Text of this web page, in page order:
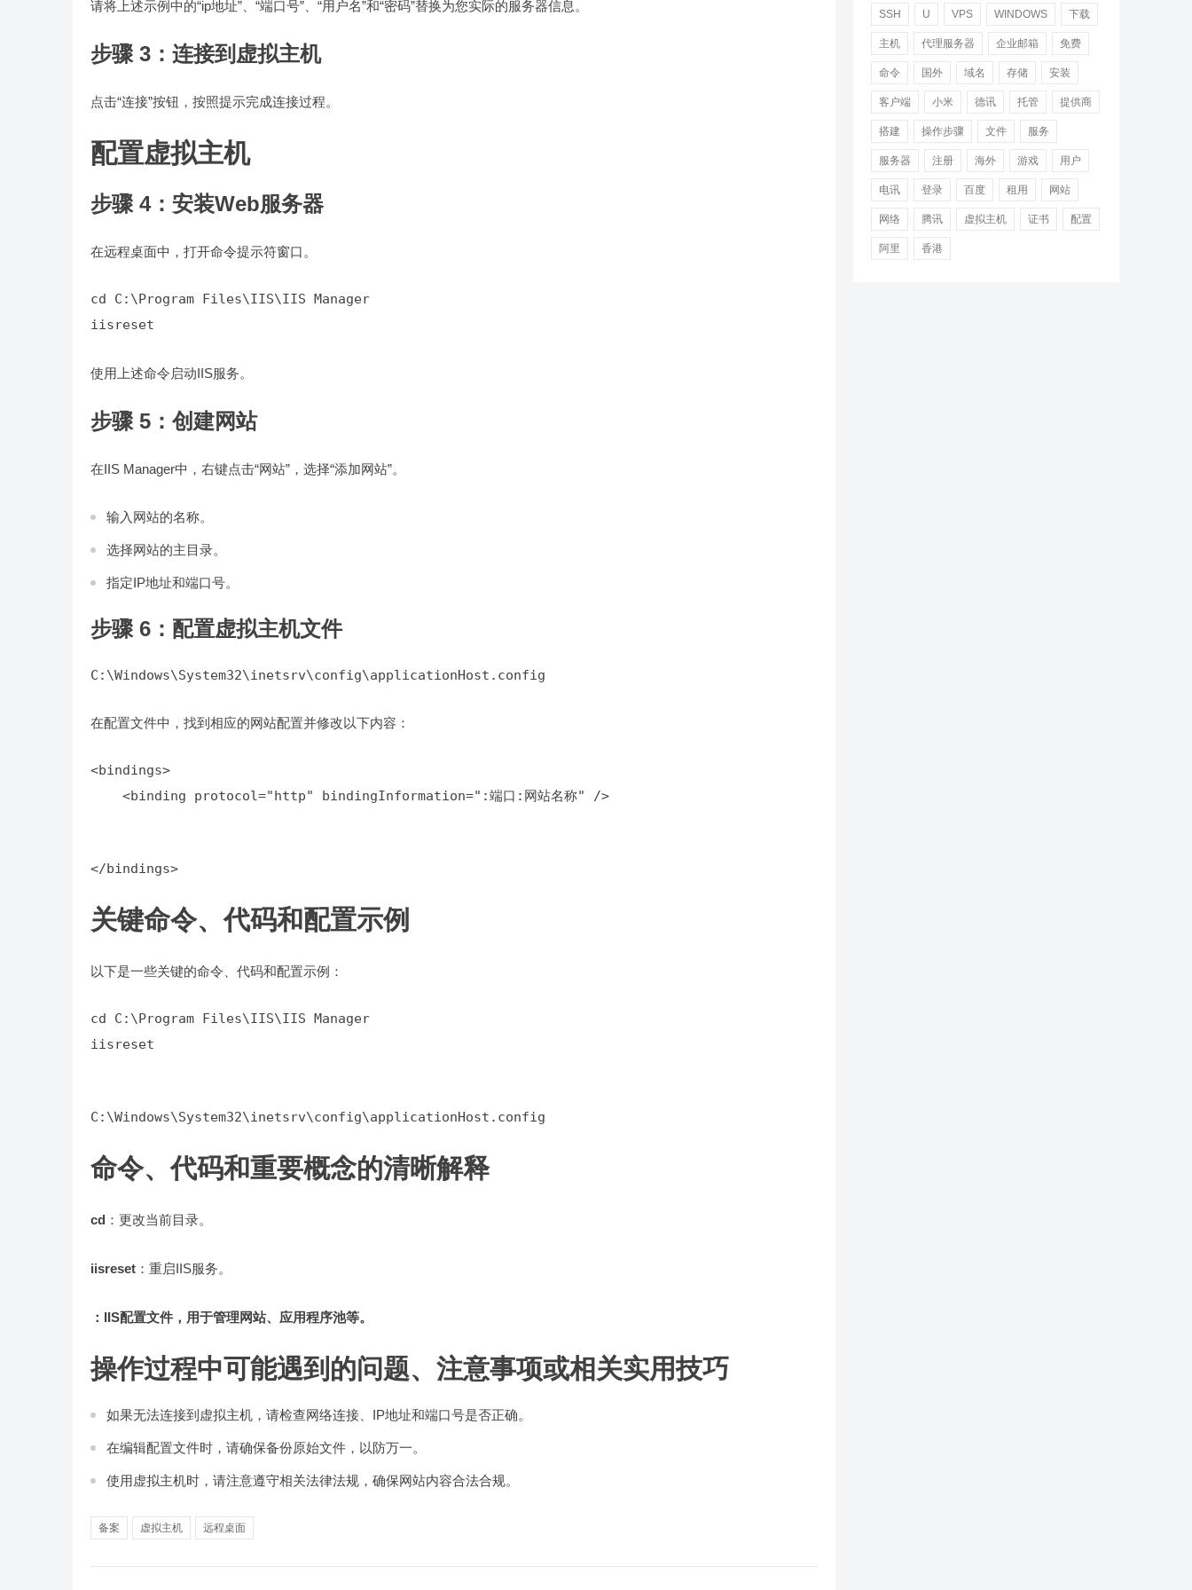
请将上述示例中的“ip地址”、“端口号”、“用户名”和“密码”替换为您实际的服务器信息。
步骤 3：连接到虚拟主机
点击“连接”按钮，按照提示完成连接过程。
配置虚拟主机
步骤 4：安装Web服务器
在远程桌面中，打开命令提示符窗口。
iisreset
使用上述命令启动IIS服务。
步骤 5：创建网站
在IIS Manager中，右键点击“网站”，选择“添加网站”。
输入网站的名称。
选择网站的主目录。
指定IP地址和端口号。
步骤 6：配置虚拟主机文件
C:\Windows\System32\inetsrv\config\applicationHost.config
在配置文件中，找到相应的网站配置并修改以下内容：
    <binding protocol="http" bindingInformation=":端口:网站名称" />
</bindings>
关键命令、代码和配置示例
以下是一些关键的命令、代码和配置示例：
iisreset
C:\Windows\System32\inetsrv\config\applicationHost.config
命令、代码和重要概念的清晰解释
cd ：更改当前目录。
iisreset ：重启IIS服务。
：IIS配置文件，用于管理网站、应用程序池等。
操作过程中可能遇到的问题、注意事项或相关实用技巧
如果无法连接到虚拟主机，请检查网络连接、IP地址和端口号是否正确。
在编辑配置文件时，请确保备份原始文件，以防万一。
使用虚拟主机时，请注意遵守相关法律法规，确保网站内容合法合规。
备案 虚拟主机 远程桌面
SSH U VPS WINDOWS 下载
主机 代理服务器 企业邮箱 免费
命令 国外 域名 存储 安装
客户端 小米 德讯 托管 提供商
搭建 操作步骤 文件 服务
服务器 注册 海外 游戏 用户
电讯 登录 百度 租用 网站
网络 腾讯 虚拟主机 证书 配置
阿里 香港